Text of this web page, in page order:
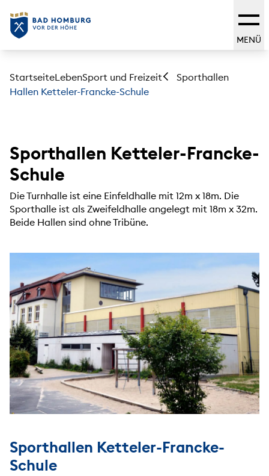
MENÜ
StartseiteLebenSport und Freizeit
Sporthallen
Hallen Ketteler-Francke-Schule
Sporthallen Ketteler-Francke-
Schule
Die Turnhalle ist eine Einfeldhalle mit 12m x 18m. Die
Sporthalle ist als Zweifeldhalle angelegt mit 18m x 32m.
Beide Hallen sind ohne Tribüne.
Sporthallen Ketteler-Francke-
Schule